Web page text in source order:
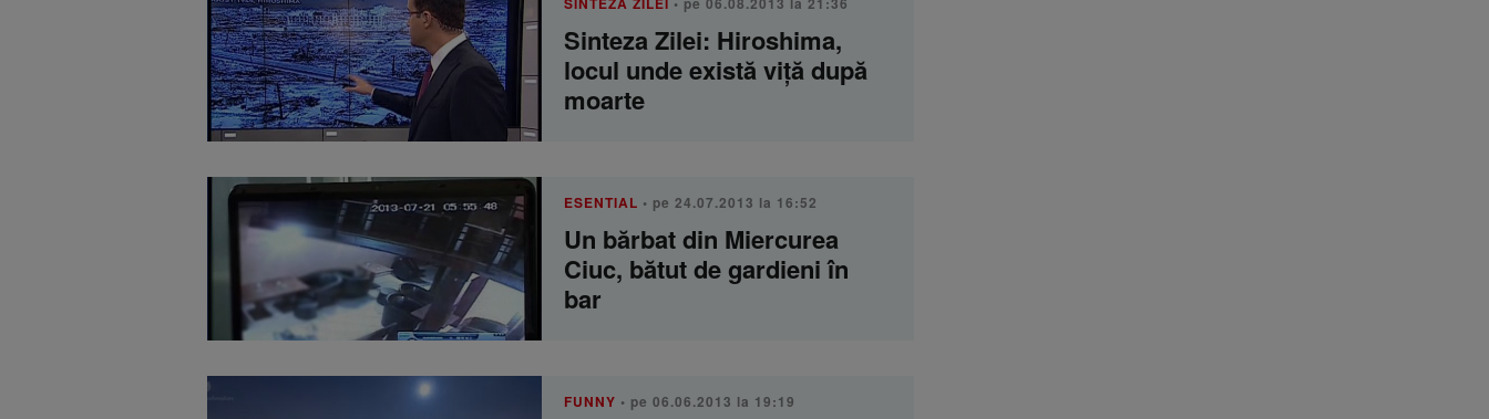
Sinteza Zilei: Hiroshima,
locul unde există viţă după
moarte
ESENTIAL • pe 24.07.2013 la 16:52
Un bărbat din Miercurea
Ciuc, bătut de gardieni în
bar
FUNNY • pe 06.06.2013 la 19:19